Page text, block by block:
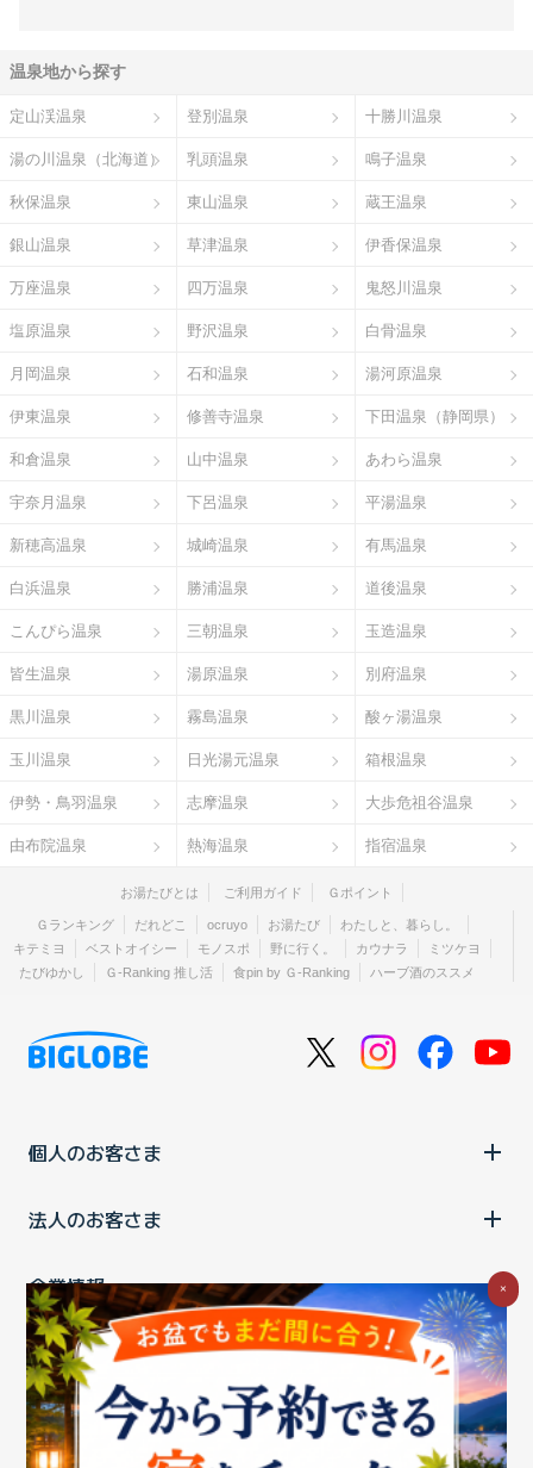
温泉地から探す
定山渓温泉 登別温泉 十勝川温泉
湯の川温泉（北海道） 乳頭温泉 鳴子温泉
秋保温泉 東山温泉 蔵王温泉
銀山温泉 草津温泉 伊香保温泉
万座温泉 四万温泉 鬼怒川温泉
塩原温泉 野沢温泉 白骨温泉
月岡温泉 石和温泉 湯河原温泉
伊東温泉 修善寺温泉 下田温泉（静岡県）
和倉温泉 山中温泉 あわら温泉
宇奈月温泉 下呂温泉 平湯温泉
新穂高温泉 城崎温泉 有馬温泉
白浜温泉 勝浦温泉 道後温泉
こんぴら温泉 三朝温泉 玉造温泉
皆生温泉 湯原温泉 別府温泉
黒川温泉 霧島温泉 酸ヶ湯温泉
玉川温泉 日光湯元温泉 箱根温泉
伊勢・鳥羽温泉 志摩温泉 大歩危祖谷温泉
由布院温泉 熱海温泉 指宿温泉
お湯たびとは ご利用ガイド Ｇポイント
Ｇランキング だれどこ ocruyo お湯たび
わたしと、暮らし。
キテミヨ
ベストオイシー モノスポ 野に行く。 カウナラ
ミツケヨ
たびゆかし
Ｇ-Ranking 推し活 食pin by Ｇ-Ranking ハーブ酒のススメ
個人のお客さま
法人のお客さま
企業情報
ご利用中の方
お問い合わせ消費税の表示 ウェブアクセシビリティの取り組み
個人情報保護ポリシープライバシーポータル
Cookieポリシー
×